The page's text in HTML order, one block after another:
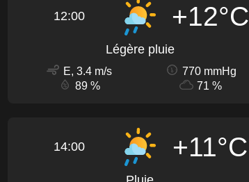
12:00 +12°C
Légère pluie
E, 3.4 m/s
770 mmHg
89 %
71 %
14:00 +11°C